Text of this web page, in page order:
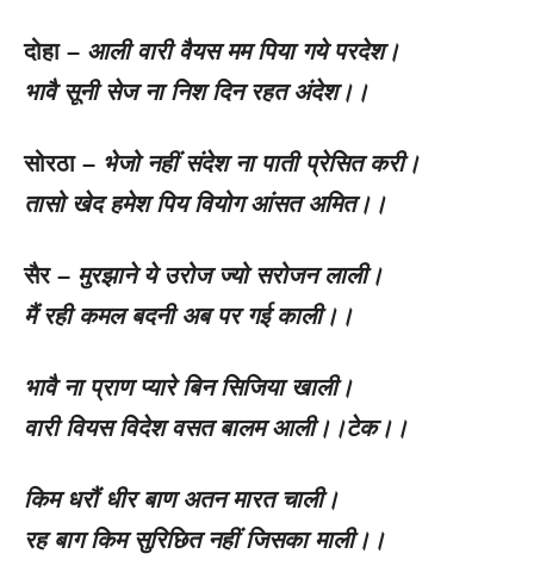
दोहा – आली वारी वैयस मम पिया गये परदेश।
भावै सूनी सेज ना निश दिन रहत अंदेश।।
सोरठा – भेजो नहीं संदेश ना पाती प्रेसित करी।
तासो खेद हमेश पिय वियोग आंसत अमित।।
सैर – मुरझाने ये उरोज ज्यो सरोजन लाली।
मैं रही कमल बदनी अब पर गई काली।।
भावै ना प्राण प्यारे बिन सिजिया खाली।
वारी वियस विदेश वसत बालम आली।।टेक।।
किम धरौं धीर बाण अतन मारत चाली।
रह बाग किम सुरिछित नहीं जिसका माली।।